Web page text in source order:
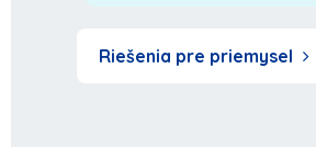
Riešenia pre priemysel